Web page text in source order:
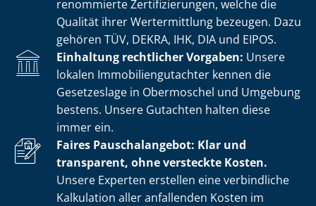
renommierte Zer­ti­fi­zie­run­gen, welche die
Qualität ihrer Wertermittlung bezeugen. Dazu
gehören TÜV, DEKRA, IHK, DIA und EIPOS.
Einhaltung rechtlicher Vorgaben: Unsere
lokalen Im­mo­bi­li­en­gut­ach­ter kennen die
Gesetzeslage in Obermoschel und Umgebung
bestens. Unsere Gutachten halten diese
immer ein.
Faires Pauschalangebot: Klar und
transparent, ohne versteckte Kosten.
Unsere Experten erstellen eine verbindliche
Kalkulation aller anfallenden Kosten im